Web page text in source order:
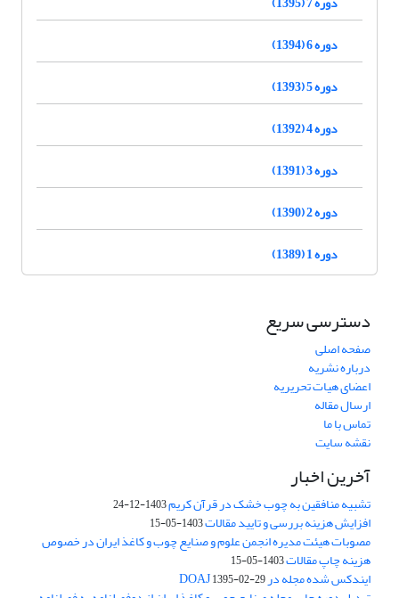
دوره 6 (1394)
دوره 5 (1393)
دوره 4 (1392)
دوره 3 (1391)
دوره 2 (1390)
دوره 1 (1389)
دسترسی سریع
صفحه اصلی
درباره نشریه
اعضای هیات تحریریه
ارسال مقاله
تماس با ما
نقشه سایت
آخرین اخبار
تشبیه منافقین به چوب خشک در قرآن کریم1403-12-24
افزایش هزینه بررسی و تایید مقالات1403-05-15
مصوبات هیئت مدیره انجمن علوم و صنایع چوب و کاغذ ایران در خصوص
هزینه چاپ مقالات1403-05-15
ایندکس شده مجله در DOAJ1395-02-29